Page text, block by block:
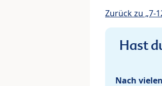
Zurück zu „7-
Hast
Nach